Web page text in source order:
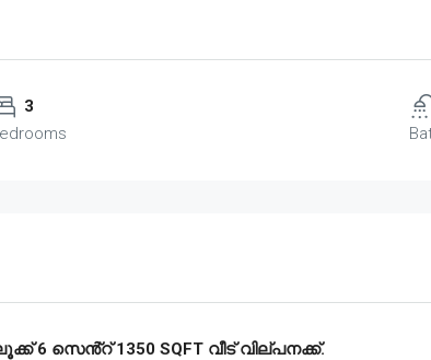
3
സെൻ്റ് 1350 SQFT വീട് വില്പനക്ക്.